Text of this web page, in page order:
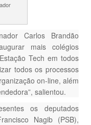
Carlos Brandão
mais colégios
Tech em todos
todos os processos
on-line, além
salientou.
os deputados
Nagib (PSB),